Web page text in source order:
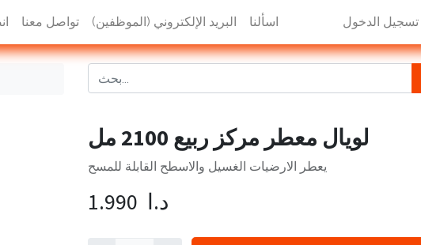
تواصل معنا البريد الإلكتروني (الموظفين) اسألنا تسجيل الدخول
لويال معطر مركز ربيع 2100 مل
يعطر الارضيات الغسيل والاسطح القابلة للمسح
1.990 د.ا